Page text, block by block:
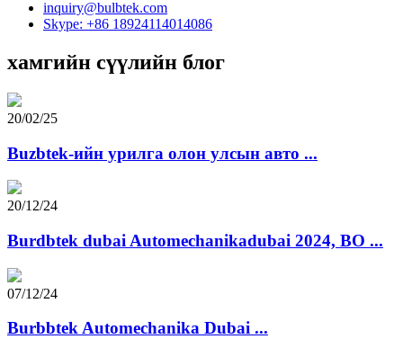
inquiry@bulbtek.com
Skype: +86 18924114014086
хамгийн сүүлийн блог
20/02/25
Buzbtek-ийн урилга олон улсын авто ...
20/12/24
Burdbtek dubai Automechanikadubai 2024, BO ...
07/12/24
Burbbtek Automechanika Dubai ...